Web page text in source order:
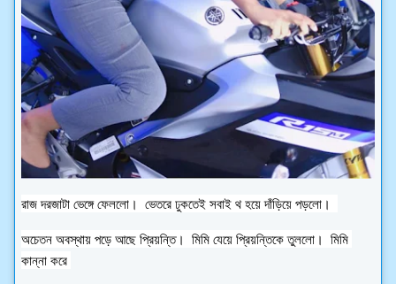
রাজ দরজাটা ভেঙ্গে ফেললো।  ভেতরে ঢুকতেই সবাই থ হয়ে দাঁড়িয়ে পড়লো।
অচেতন অবস্থায় পড়ে আছে প্রিয়ন্তি।  মিমি যেয়ে প্রিয়ন্তিকে তুললো।  মিমি
কান্না করে